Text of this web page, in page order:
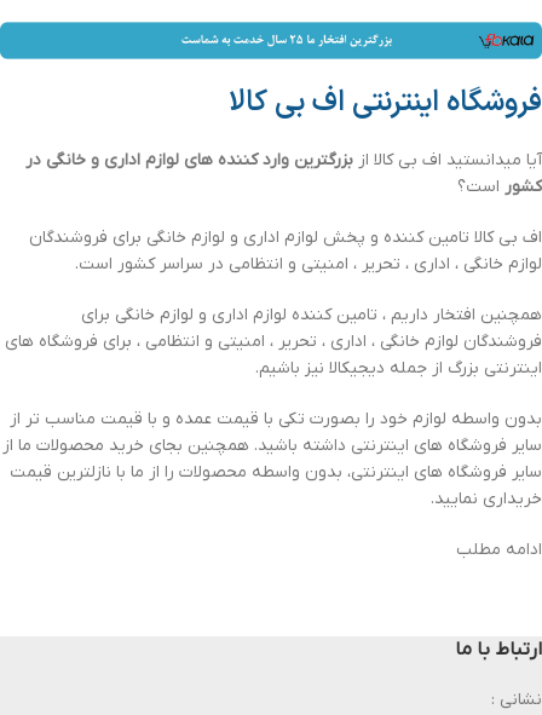
فروشگاه اینترنتی اف بی کالا
آیا میدانستید اف بی کالا از بزرگترین وارد کننده های لوازم اداری و خانگی در
کشور است؟
اف بی کالا تامین کننده و پخش لوازم اداری و لوازم خانگی برای فروشندگان
لوازم خانگی ، اداری ، تحریر ، امنیتی و انتظامی در سراسر کشور است.
همچنین افتخار داریم ، تامین کننده لوازم اداری و لوازم خانگی برای
فروشندگان لوازم خانگی ، اداری ، تحریر ، امنیتی و انتظامی ، برای فروشگاه های
اینترنتی بزرگ از جمله دیجیکالا نیز باشیم.
بدون واسطه لوازم خود را بصورت تکی با قیمت عمده و با قیمت مناسب تر از
سایر فروشگاه های اینترنتی داشته باشید. همچنین بجای خرید محصولات ما از
سایر فروشگاه های اینترنتی، بدون واسطه محصولات را از ما با نازلترین قیمت
خریداری نمایید.
ادامه مطلب
ارتباط با ما
نشانی :